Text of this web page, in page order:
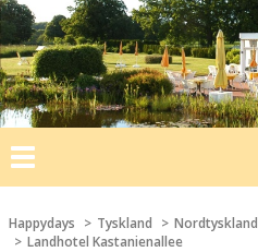
Toggle
navigation
Happydays Tyskland Nordtyskland
Landhotel Kastanienallee